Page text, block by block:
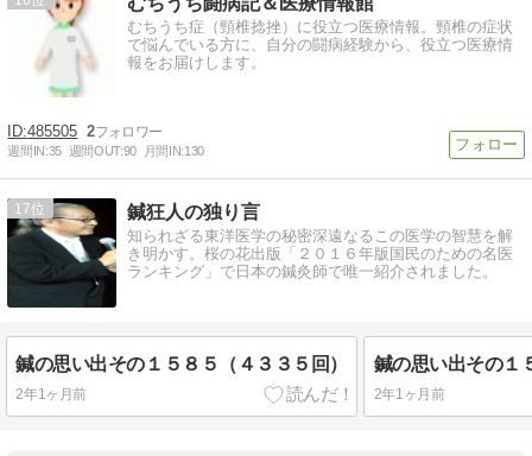
むちうち症（頸椎捻挫）に役立つ医療情報。頸椎の症状
で悩んでいる方に、自分の闘病経験から、役立つ医療情
報をお届けします。
485505 2
週間IN:35 週間OUT:90 月間IN:130
17 鍼狂人の独り言
知られざる東洋医学の秘密深遠なるこの医学の智慧を解
き明かす。桜の花出版「２０１６年版国民のための名医
ランキング」で日本の鍼灸師で唯一紹介されました。
鍼の思い出その１５８５（４３３５回）
2年1ヶ月前
鍼の思い出その１
2年1ヶ月前